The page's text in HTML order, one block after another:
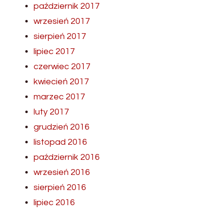
październik 2017
wrzesień 2017
sierpień 2017
lipiec 2017
czerwiec 2017
kwiecień 2017
marzec 2017
luty 2017
grudzień 2016
listopad 2016
październik 2016
wrzesień 2016
sierpień 2016
lipiec 2016